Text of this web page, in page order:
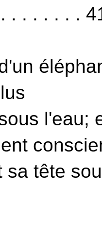
. . . . . . .
l'eau;
sa tête